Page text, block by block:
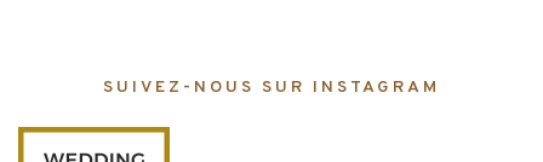
SUIVEZ-NOUS SUR INSTAGRAM